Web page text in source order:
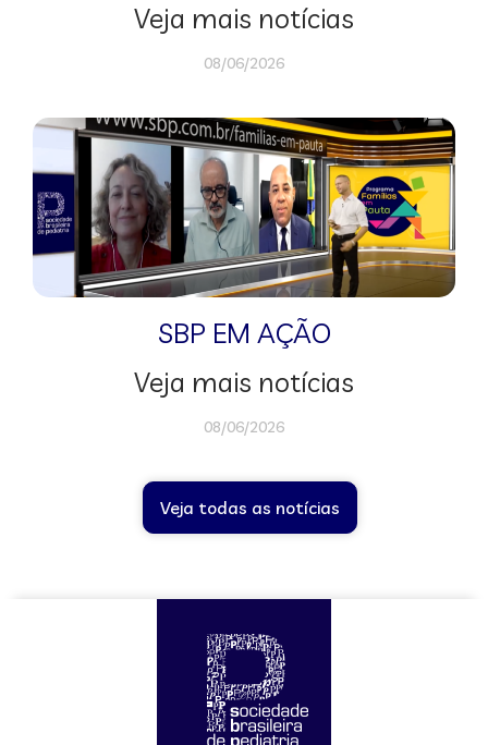
Veja mais notícias
08/06/2026
SBP EM AÇÃO
Veja mais notícias
08/06/2026
Veja todas as notícias